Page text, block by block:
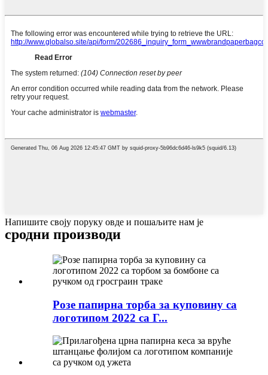
Напишите своју поруку овде и пошаљите нам је
сродни производи
Розе папирна торба за куповину са
логотипом 2022 са Г...